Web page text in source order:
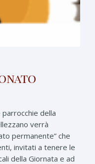
della
verrà
permanente” che
invitati a tenere le
della Giornata e ad